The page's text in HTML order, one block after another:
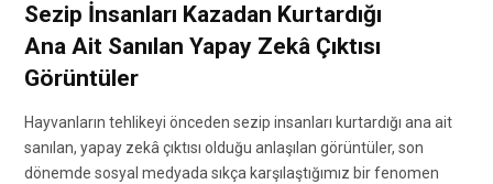
Sezip İnsanları Kazadan Kurtardığı
Ana Ait Sanılan Yapay Zekâ Çıktısı
Görüntüler
Hayvanların tehlikeyi önceden sezip insanları kurtardığı ana ait
sanılan, yapay zekâ çıktısı olduğu anlaşılan görüntüler, son
dönemde sosyal medyada sıkça karşılaştığımız bir fenomen